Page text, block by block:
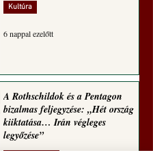
Kultúra
6 nappal ezelőtt
A Rothschildok és a Pentagon
bizalmas feljegyzése: „Hét ország
kiiktatása… Irán végleges
legyőzése”